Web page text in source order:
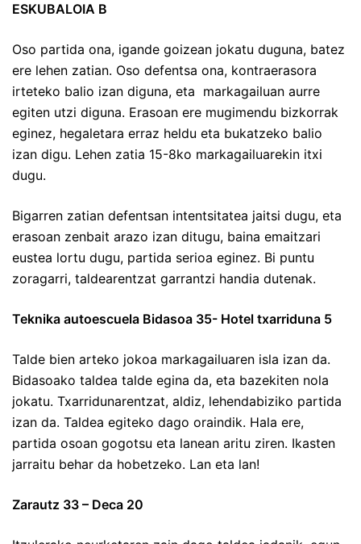
ESKUBALOIA B
Oso partida ona, igande goizean jokatu duguna, batez
ere lehen zatian. Oso defentsa ona, kontraerasora
irteteko balio izan diguna, eta markagailuan aurre
egiten utzi diguna. Erasoan ere mugimendu bizkorrak
eginez, hegaletara erraz heldu eta bukatzeko balio
izan digu. Lehen zatia 15-8ko markagailuarekin itxi
dugu.
Bigarren zatian defentsan intentsitatea jaitsi dugu, eta
erasoan zenbait arazo izan ditugu, baina emaitzari
eustea lortu dugu, partida serioa eginez. Bi puntu
zoragarri, taldearentzat garrantzi handia dutenak.
Teknika autoescuela Bidasoa 35- Hotel txarriduna 5
Talde bien arteko jokoa markagailuaren isla izan da.
Bidasoako taldea talde egina da, eta bazekiten nola
jokatu. Txarridunarentzat, aldiz, lehendabiziko partida
izan da. Taldea egiteko dago oraindik. Hala ere,
partida osoan gogotsu eta lanean aritu ziren. Ikasten
jarraitu behar da hobetzeko. Lan eta lan!
Zarautz 33 – Deca 20